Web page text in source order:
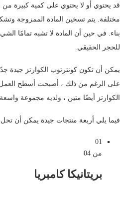
قد يحتوي أو لا يحتوي على كمية كبيرة من
مختلفة. يتم تسخين المادة الممزوجة
بناء. في حين أن المادة لا تشبه تمامًا
للحجر الحقيقي.
يمكن أن تكون كونترتوب الكوارتز جيدة
على الرغم من ذلك ، أصبحت أسطح العمل
الكوارتز أيضًا متين ، ولديه مجموعة
فيما يلي أربعة منتجات جيدة يمكن أن
01
من 04
بريتانيكا كامبريا